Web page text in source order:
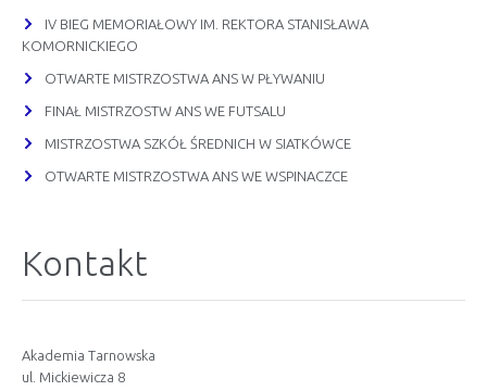
IV BIEG MEMORIAŁOWY IM. REKTORA STANISŁAWA
KOMORNICKIEGO
OTWARTE MISTRZOSTWA ANS W PŁYWANIU
FINAŁ MISTRZOSTW ANS WE FUTSALU
MISTRZOSTWA SZKÓŁ ŚREDNICH W SIATKÓWCE
OTWARTE MISTRZOSTWA ANS WE WSPINACZCE
Kontakt
Akademia Tarnowska
ul. Mickiewicza 8